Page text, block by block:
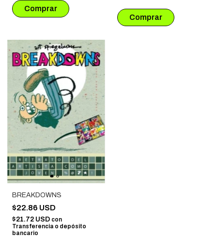
BREAKDOWNS
$22.86 USD
$21.72 USD con
Transferencia o depósito
bancario